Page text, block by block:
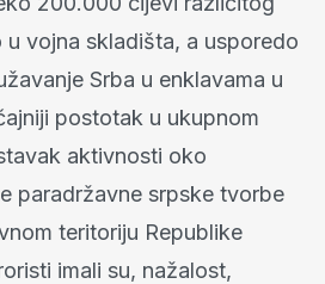
u vojna skladišta, a usporedo
Srba u enklavama u
postotak u ukupnom
aktivnosti oko
paradržavne srpske tvorbe
teritoriju Republike
imali su, nažalost,